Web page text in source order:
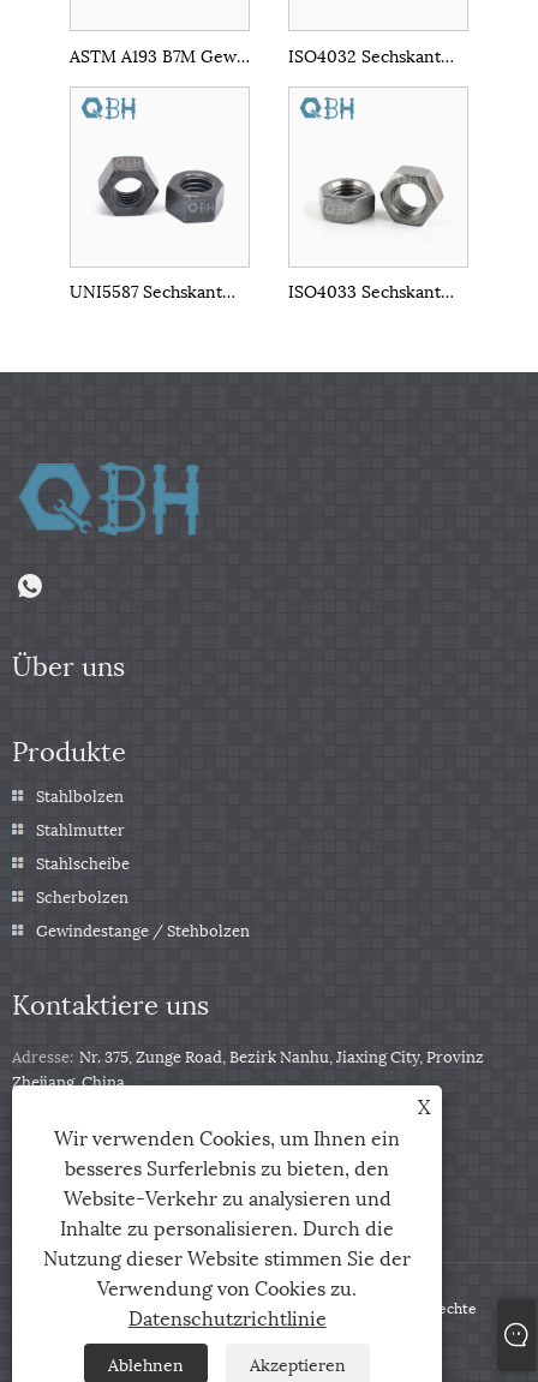
ASTM A193 B7M Gewindestange ISO4032 Sechskantmutter
UNI5587 Sechskantmutter ISO4033 Sechskantmutter
Über uns
Produkte
Stahlbolzen
Stahlmutter
Stahlscheibe
Scherbolzen
Gewindestange / Stehbolzen
Kontaktiere uns
Adresse: Nr. 375, Zunge Road, Bezirk Nanhu, Jiaxing City, Provinz
Zhejiang, China
Telefon: +86-13511332403
sales@qbfastener.cn
Copyright © 2024 Jiaxing City Qunbang Hardware Co, Ltd. Alle Rechte
Sitemap RSS XML Datenschutzrichtlinie
X
Wir verwenden Cookies, um Ihnen ein
besseres Surferlebnis zu bieten, den
Website-Verkehr zu analysieren und
Inhalte zu personalisieren. Durch die
Nutzung dieser Website stimmen Sie der
Verwendung von Cookies zu.
Datenschutzrichtlinie
Ablehnen Akzeptieren